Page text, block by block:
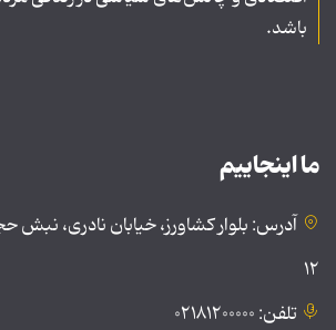
باشد.
ما اینجاییم
آدرس: بلوار کشاورز، خیابان نادری،
۱۲
تلفن: ۰۲۱۸۱۲۰۰۰۰۰